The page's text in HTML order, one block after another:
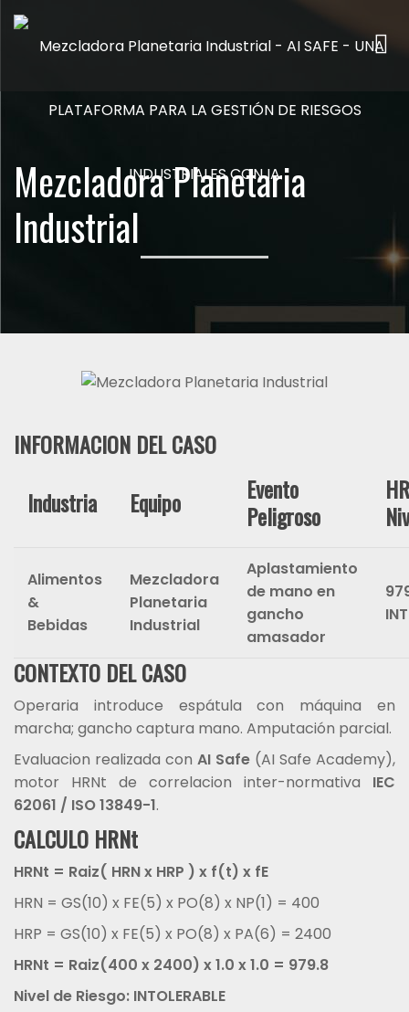
Mezcladora Planetaria
Industrial
INFORMACION DEL CASO
Industria
Equipo
Evento
Peligroso
Alimentos
&
Bebidas
Mezcladora
Planetaria
Industrial
Aplastamiento
de mano en
gancho
amasador
CONTEXTO DEL CASO
Operaria introduce espátula con máquina en
marcha; gancho captura mano. Amputación parcial.
Evaluacion realizada con AI Safe (AI Safe Academy),
motor HRNt de correlacion inter-normativa IEC
62061 / ISO 13849-1.
CALCULO HRNt
HRNt = Raiz( HRN x HRP ) x f(t) x fE
HRN = GS(10) x FE(5) x PO(8) x NP(1) = 400
HRP = GS(10) x FE(5) x PO(8) x PA(6) = 2400
HRNt = Raiz(400 x 2400) x 1.0 x 1.0 = 979.8
Nivel de Riesgo: INTOLERABLE